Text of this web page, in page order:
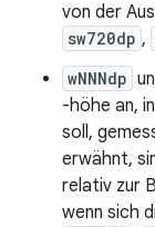
von der
sw720dp ,
wNNNdp
-höhe an,
soll,
erwähnt,
relativ zur
wenn sich